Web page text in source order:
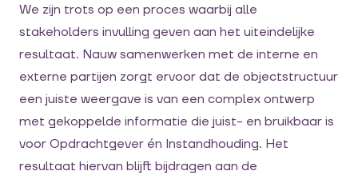
We zijn trots op een proces waarbij alle
stakeholders invulling geven aan het uiteindelijke
resultaat. Nauw samenwerken met de interne en
externe partijen zorgt ervoor dat de objectstructuur
een juiste weergave is van een complex ontwerp
met gekoppelde informatie die juist- en bruikbaar is
voor Opdrachtgever én Instandhouding. Het
resultaat hiervan blijft bijdragen aan de